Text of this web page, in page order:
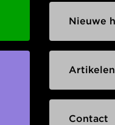
Nieuwe
Artikelen
Contact